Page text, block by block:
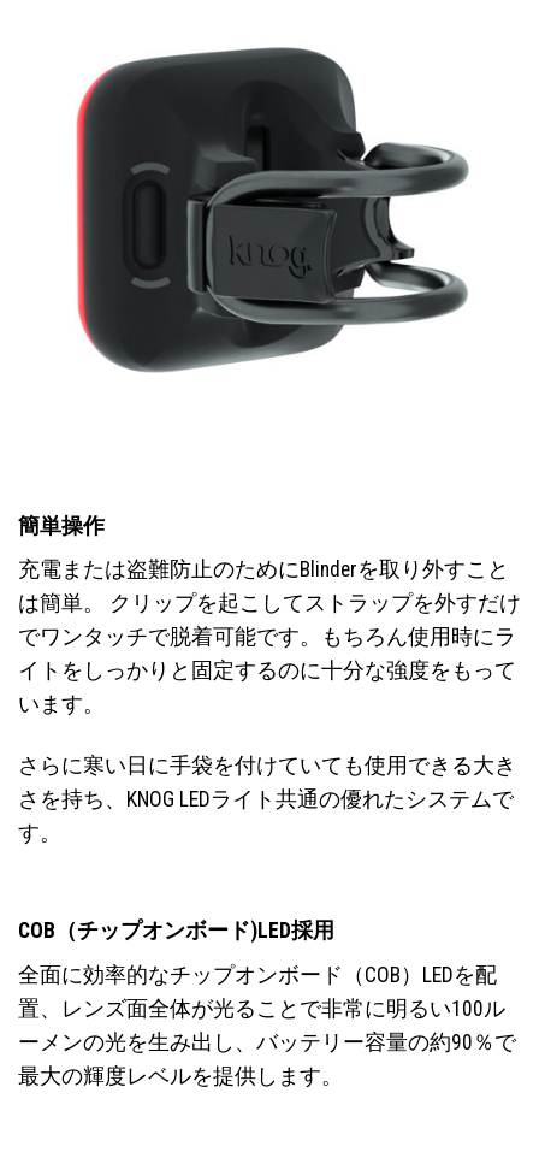
簡単操作
充電または盗難防止のためにBlinderを取り外すこと
は簡単。 クリップを起こしてストラップを外すだけ
でワンタッチで脱着可能です。もちろん使用時にラ
イトをしっかりと固定するのに十分な強度をもって
います。
さらに寒い日に手袋を付けていても使用できる大き
さを持ち、KNOG LEDライト共通の優れたシステムで
す。
COB（チップオンボード)LED採用
全面に効率的なチップオンボード（COB）LEDを配
置、レンズ面全体が光ることで非常に明るい100ル
ーメンの光を生み出し、バッテリー容量の約90％で
最大の輝度レベルを提供します。